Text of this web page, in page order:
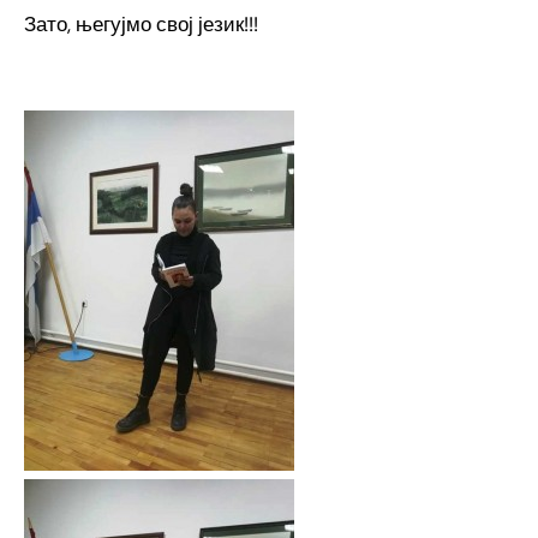
Зато, његујмо свој језик!!!